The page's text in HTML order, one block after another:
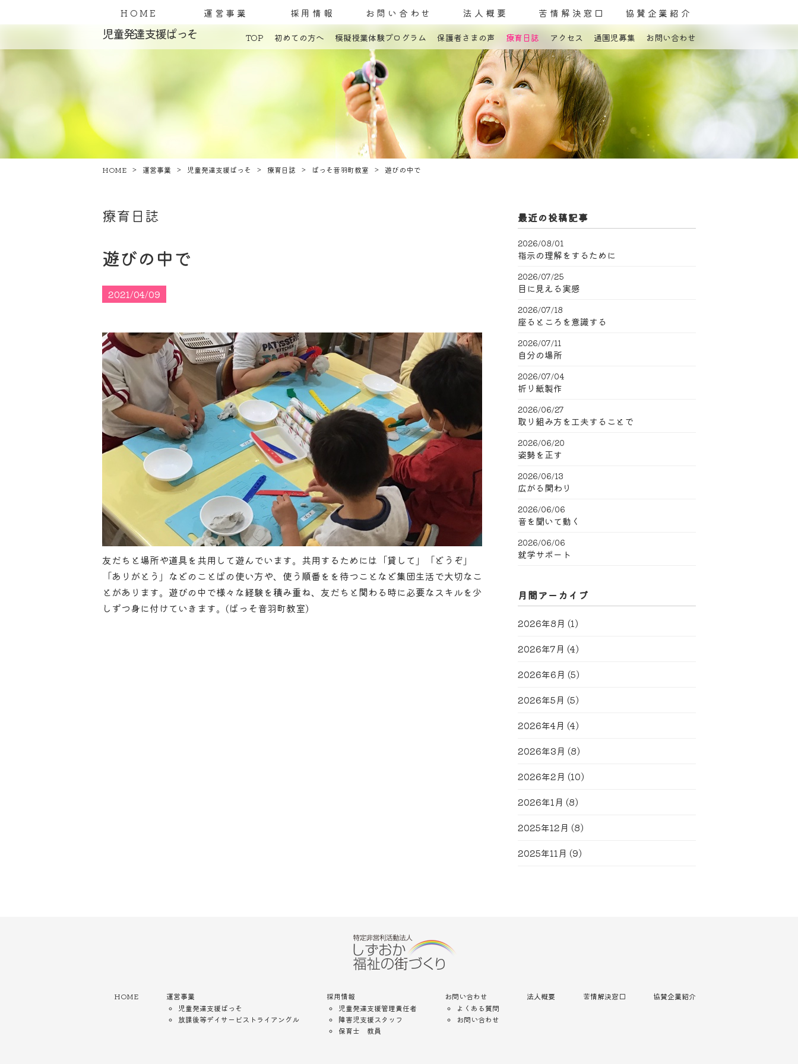
HOME 運営事業 採用情報 お問い合わせ 法人概要 苦情解決窓口 協賛企業紹介
児童発達支援ぱっそ TOP 初めての方へ 模擬授業体験プログラム 保護者さまの声 療育日誌 アクセス 通園児募集 お問い合わせ
よくある質問
お問い合わせ
HOME 運営事業 児童発達支援ぱっそ 療育日誌 ぱっそ音羽町教室 遊びの中で
療育日誌
遊びの中で
2021/04/09
友だちと場所や道具を共用して遊んでいます。共用するためには「貸して」「どうぞ」
「ありがとう」などのことばの使い方や、使う順番をを待つことなど集団生活で大切なこ
とがあります。遊びの中で様々な経験を積み重ね、友だちと関わる時に必要なスキルを少
しずつ身に付けていきます。(ぱっそ音羽町教室)
最近の投稿記事
2026/08/01
指示の理解をするために
2026/07/25
目に見える実感
2026/07/18
座るところを意識する
2026/07/11
自分の場所
2026/07/04
折り紙製作
2026/06/27
取り組み方を工夫することで
2026/06/20
姿勢を正す
2026/06/13
広がる関わり
2026/06/06
音を聞いて動く
2026/06/06
就学サポート
月間アーカイブ
2026年8月 (1)
2026年7月 (4)
2026年6月 (5)
2026年5月 (5)
2026年4月 (4)
2026年3月 (8)
2026年2月 (10)
2026年1月 (8)
2025年12月 (8)
2025年11月 (9)
HOME
運営事業
児童発達支援ぱっそ
放課後等デイサービストライアングル
採用情報
児童発達支援管理責任者
障害児支援スタッフ
保育士 教員
お問い合わせ
よくある質問
お問い合わせ
法人概要 苦情解決窓口 協賛企業紹介